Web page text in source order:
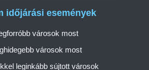
időjárási események
városok most
városok most
leginkább sújtott városok